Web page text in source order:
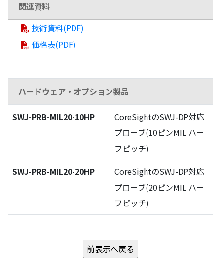
関連資料
技術資料(PDF)
価格表(PDF)
ハードウェア・オプション製品
SWJ-PRB-MIL20-10HP
CoreSightのSWJ-DP対応
プローブ(10ピンMIL ハー
フピッチ)
SWJ-PRB-MIL20-20HP
CoreSightのSWJ-DP対応
プローブ(20ピンMIL ハー
フピッチ)